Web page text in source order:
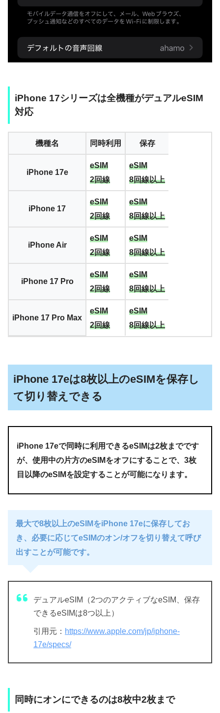
iPhone 17シリーズは全機種がデュアルeSIM
対応
機種名 同時利用 保存
iPhone 17e
eSIM
2回線
eSIM
8回線以上
iPhone 17
eSIM
2回線
eSIM
8回線以上
iPhone Air
eSIM
2回線
eSIM
8回線以上
iPhone 17 Pro
eSIM
2回線
eSIM
8回線以上
iPhone 17 Pro Max
eSIM
2回線
eSIM
8回線以上
iPhone 17eは8枚以上のeSIMを保存し
て切り替えできる
iPhone 17eで同時に利用できるeSIMは2枚までです
が、使用中の片方のeSIMをオフにすることで、3枚
目以降のeSIMを設定することが可能になります。
最大で8枚以上のeSIMをiPhone 17eに保存してお
き、必要に応じてeSIMのオン/オフを切り替えて呼び
出すことが可能です。
デュアルeSIM（2つのアクティブなeSIM、保存
できるeSIMは8つ以上）
引用元： https://www.apple.com/jp/iphone-
17e/specs/
同時にオンにできるのは8枚中2枚まで